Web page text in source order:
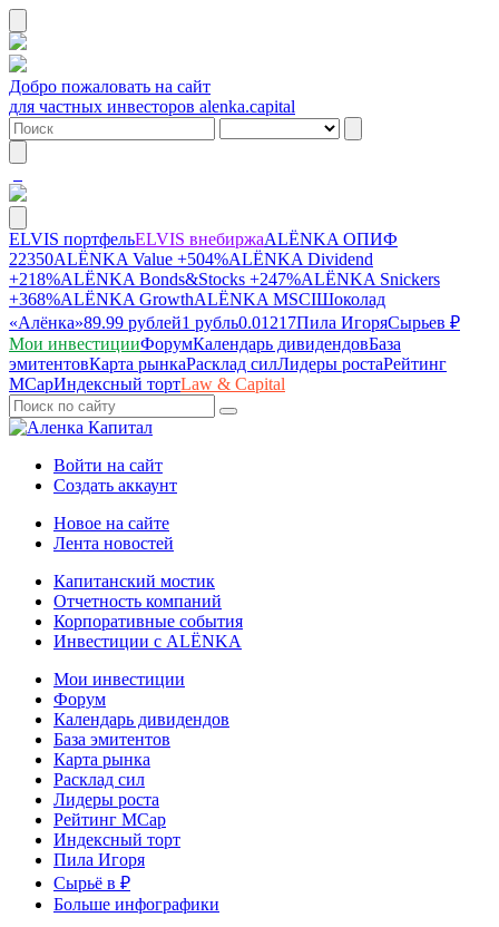
Добро пожаловать на сайт
для частных инвесторов alenka.capital
ELVIS портфельELVIS внебиржаALЁNKA ОПИФ
22350ALЁNKA Value +504%ALЁNKA Dividend
+218%ALЁNKA Bonds&Stocks +247%ALЁNKA Snickers
+368%ALЁNKA GrowthALЁNKA MSCIШоколад
«Алёнка»89.99 рублей1 рубль0.01217Пила ИгоряСырьев ₽
Мои инвестицииФорумКалендарь дивидендовБаза
эмитентовКарта рынкаРасклад силЛидеры ростаРейтинг
MCapИндексный тортLaw & Capital
Войти на сайт
Создать аккаунт
Новое на сайте
Лента новостей
Капитанский мостик
Отчетность компаний
Корпоративные события
Инвестиции с ALЁNKA
Мои инвестиции
Форум
Календарь дивидендов
База эмитентов
Карта рынка
Расклад сил
Лидеры роста
Рейтинг MCap
Индексный торт
Пила Игоря
Сырьё в ₽
Больше инфографики